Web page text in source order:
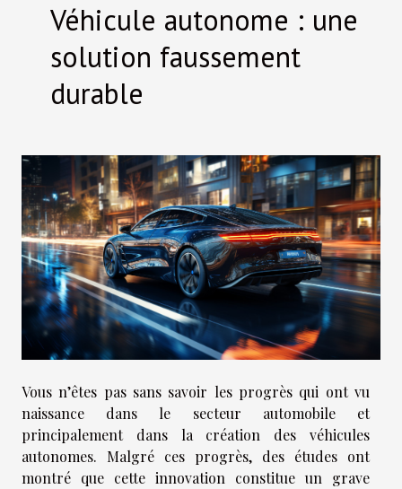
Véhicule autonome : une
solution faussement
durable
Vous n’êtes pas sans savoir les progrès qui ont vu
naissance dans le secteur automobile et
principalement dans la création des véhicules
autonomes. Malgré ces progrès, des études ont
montré que cette innovation constitue un grave